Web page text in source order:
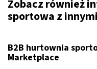
Zobacz również
sportowa z
B2B hurtownia
Marketplace